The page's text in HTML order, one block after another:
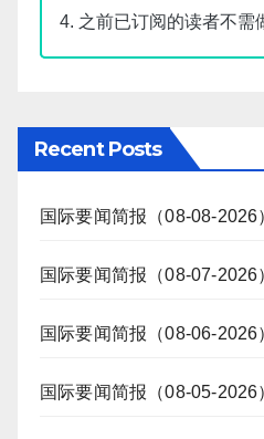
4. 之前已订阅的读者不需
Recent Posts
国际要闻简报（08-08-2026
国际要闻简报（08-07-2026
国际要闻简报（08-06-2026
国际要闻简报（08-05-2026